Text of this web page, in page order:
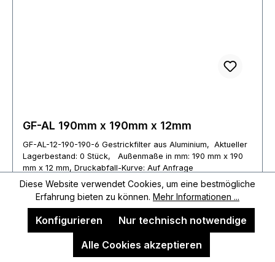
GF-AL 190mm x 190mm x 12mm
GF-AL-12-190-190-6 Gestrickfilter aus Aluminium, Aktueller
Lagerbestand: 0 Stück, Außenmaße in mm: 190 mm x 190
mm x 12 mm, Druckabfall-Kurve: Auf Anfrage
Regulärer Preis:
20,39 €
Diese Website verwendet Cookies, um eine bestmögliche
Erfahrung bieten zu können. Mehr Informationen ...
Nur technisch notwendige
Konfigurieren
Alle Cookies akzeptieren